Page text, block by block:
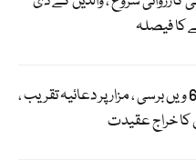
کا فیصلہ
میجر طفیل شہید کی 68 ویں برسی ، مزار پر دعائیہ تقریب ،
کا خراج عقیدت